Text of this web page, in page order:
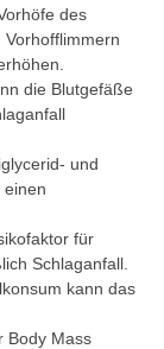
des
die Blutgefäße
und
einen
für
Schlaganfall.
kann das
Body Mass